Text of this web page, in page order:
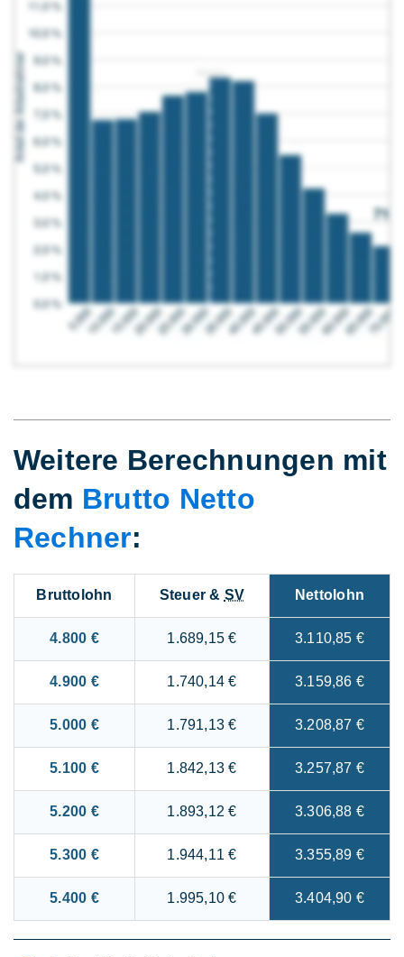
Weitere Berechnungen mit
dem Brutto Netto
Rechner:
Bruttolohn Steuer & SV Nettolohn
4.800 € 1.689,15 € 3.110,85 €
4.900 € 1.740,14 € 3.159,86 €
5.000 € 1.791,13 € 3.208,87 €
5.100 € 1.842,13 € 3.257,87 €
5.200 € 1.893,12 € 3.306,88 €
5.300 € 1.944,11 € 3.355,89 €
5.400 € 1.995,10 € 3.404,90 €